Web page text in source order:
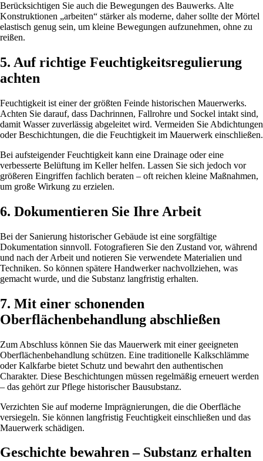
Berücksichtigen Sie auch die Bewegungen des Bauwerks. Alte
Konstruktionen „arbeiten“ stärker als moderne, daher sollte der Mörtel
elastisch genug sein, um kleine Bewegungen aufzunehmen, ohne zu
reißen.
5. Auf richtige Feuchtigkeitsregulierung
achten
Feuchtigkeit ist einer der größten Feinde historischen Mauerwerks.
Achten Sie darauf, dass Dachrinnen, Fallrohre und Sockel intakt sind,
damit Wasser zuverlässig abgeleitet wird. Vermeiden Sie Abdichtungen
oder Beschichtungen, die die Feuchtigkeit im Mauerwerk einschließen.
Bei aufsteigender Feuchtigkeit kann eine Drainage oder eine
verbesserte Belüftung im Keller helfen. Lassen Sie sich jedoch vor
größeren Eingriffen fachlich beraten – oft reichen kleine Maßnahmen,
um große Wirkung zu erzielen.
6. Dokumentieren Sie Ihre Arbeit
Bei der Sanierung historischer Gebäude ist eine sorgfältige
Dokumentation sinnvoll. Fotografieren Sie den Zustand vor, während
und nach der Arbeit und notieren Sie verwendete Materialien und
Techniken. So können spätere Handwerker nachvollziehen, was
gemacht wurde, und die Substanz langfristig erhalten.
7. Mit einer schonenden
Oberflächenbehandlung abschließen
Zum Abschluss können Sie das Mauerwerk mit einer geeigneten
Oberflächenbehandlung schützen. Eine traditionelle Kalkschlämme
oder Kalkfarbe bietet Schutz und bewahrt den authentischen
Charakter. Diese Beschichtungen müssen regelmäßig erneuert werden
– das gehört zur Pflege historischer Bausubstanz.
Verzichten Sie auf moderne Imprägnierungen, die die Oberfläche
versiegeln. Sie können langfristig Feuchtigkeit einschließen und das
Mauerwerk schädigen.
Geschichte bewahren – Substanz erhalten